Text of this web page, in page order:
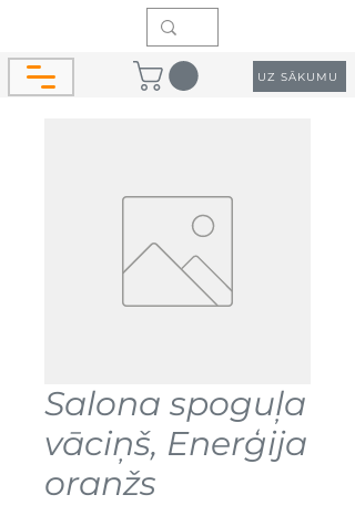
UZ SĀKUMU
Salona spoguļa
vāciņš, Enerģija
oranžs